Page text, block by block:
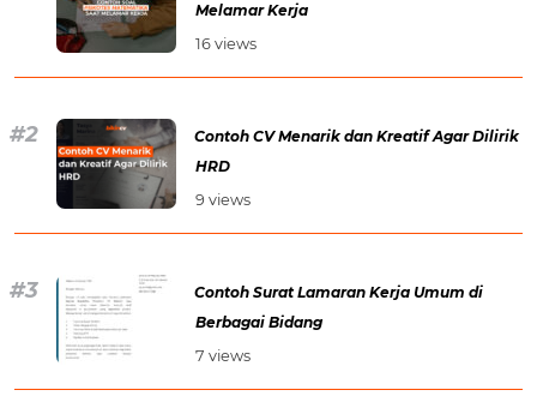
Melamar Kerja
16 views
Contoh CV Menarik dan Kreatif Agar Dilirik
HRD
9 views
Contoh Surat Lamaran Kerja Umum di
Berbagai Bidang
7 views